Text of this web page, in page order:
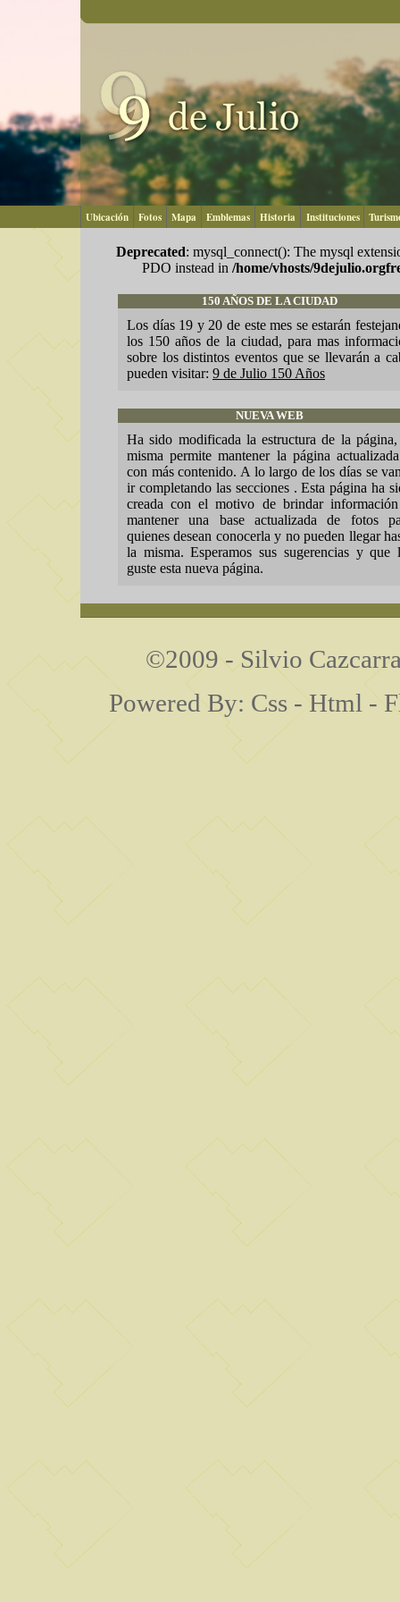
Ubicación Fotos Mapa Emblemas Historia Instituciones
Deprecated: mysql_connect(): The mysql
PDO instead in /home/vhosts/
150 AÑOS DE LA CIUDAD
Los días 19 y 20 de este mes se estarán
los 150 años de la ciudad, para mas
sobre los distintos eventos que se llevarán a
pueden visitar: 9 de Julio 150 Años
NUEVA WEB
Ha sido modificada la estructura de la
misma permite mantener la página
con más contenido. A lo largo de los días se
ir completando las secciones . Esta página ha
creada con el motivo de brindar
mantener una base actualizada de fotos
quienes desean conocerla y no pueden llegar
la misma. Esperamos sus sugerencias y que
guste esta nueva página.
©2009 - Silvio
Powered By: Css - Html -